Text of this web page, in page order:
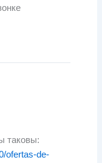
таковы:
ofertas-de-